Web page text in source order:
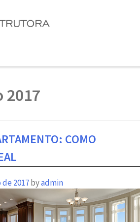
2017
COMO
2017byadmin